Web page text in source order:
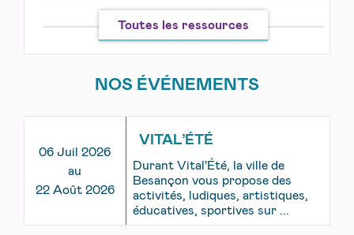
Toutes les ressources
NOS ÉVÉNEMENTS
06 Juil 2026
au
22 Août 2026
VITAL’ÉTÉ
Durant Vital'Été, la ville de
Besançon vous propose des
activités, ludiques, artistiques,
éducatives, sportives sur ...